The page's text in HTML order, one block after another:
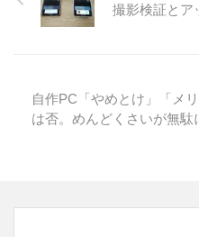
撮影検証とア
自作PC「やめとけ」「メリ
は否。めんどくさいが無駄